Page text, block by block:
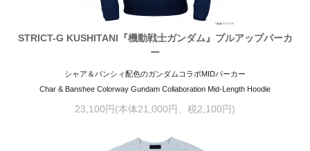
STRICT-G KUSHITANI『機動戦士ガンダム』プルアップパーカ
ー
シャア＆バンシィ配色のガンダムコラボMIDパーカー
Char & Banshee Colorway Gundam Collaboration Mid-Length Hoodie
23,100円(本体21,000円、税2,100円)